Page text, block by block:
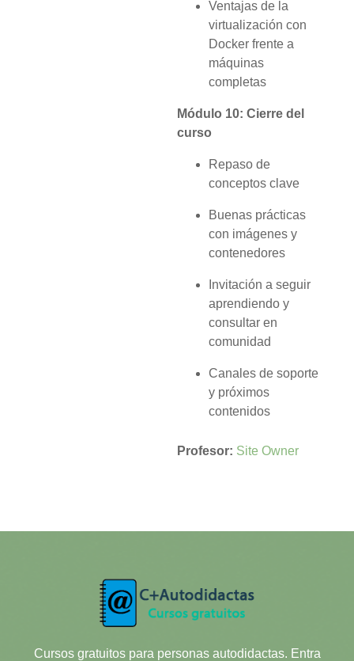
Ventajas de la
virtualización con
Docker frente a
máquinas
completas
Módulo 10: Cierre del
curso
Repaso de
conceptos clave
Buenas prácticas
con imágenes y
contenedores
Invitación a seguir
aprendiendo y
consultar en
comunidad
Canales de soporte
y próximos
contenidos
Profesor: Site Owner
Cursos gratuitos para personas autodidactas. Entra